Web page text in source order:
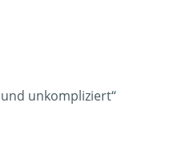
unkompliziert“